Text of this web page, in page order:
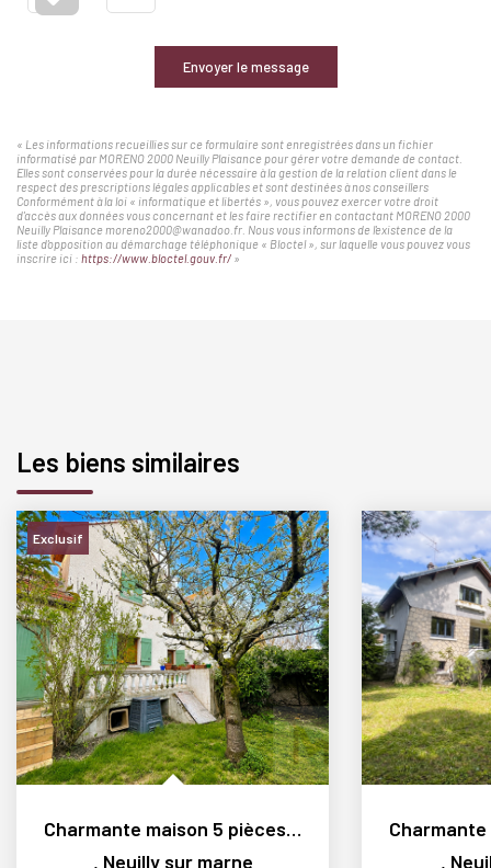
Envoyer le message
« Les informations recueillies sur ce formulaire sont enregistrées dans un fichier
informatisé par MORENO 2000 Neuilly Plaisance pour gérer votre demande de contact.
Elles sont conservées pour la durée nécessaire à la gestion de la relation client dans le
respect des prescriptions légales applicables et sont destinées à nos conseillers
Conformément à la loi « informatique et libertés », vous pouvez exercer votre droit
d'accès aux données vous concernant et les faire rectifier en contactant MORENO 2000
Neuilly Plaisance moreno2000@wanadoo.fr. Nous vous informons de l'existence de la
liste d'opposition au démarchage téléphonique « Bloctel », sur laquelle vous pouvez vous
inscrire ici : https://www.bloctel.gouv.fr/ »
Les biens similaires
Exclusif
Charmante maison 5 pièces sur une parcelle de 217 m², au...
, Neuilly sur marne ,